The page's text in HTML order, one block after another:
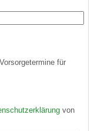
für
von